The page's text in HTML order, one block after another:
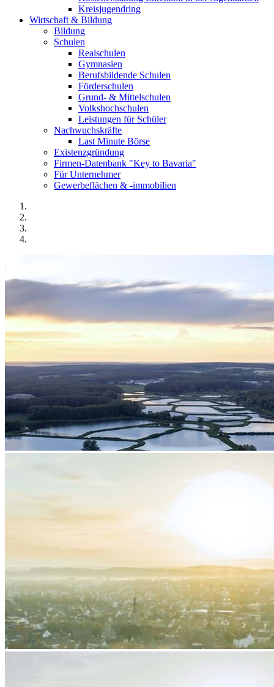
Kreisjugendring
Wirtschaft & Bildung
Bildung
Schulen
Realschulen
Gymnasien
Berufsbildende Schulen
Förderschulen
Grund- & Mittelschulen
Volkshochschulen
Leistungen für Schüler
Nachwuchskräfte
Last Minute Börse
Existenzgründung
Firmen-Datenbank "Key to Bavaria"
Für Unternehmer
Gewerbeflächen & -immobilien